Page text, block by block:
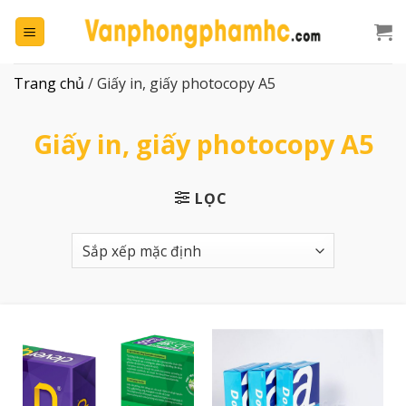
đến
dung
Trang chủ /Giấy in, giấy photocopy A5
Giấy in, giấy photocopy A5
LỌC